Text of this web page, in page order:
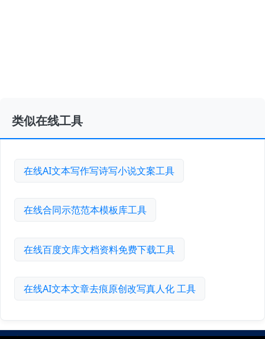
类似在线工具
在线AI文本写作写诗写小说文案工具
在线合同示范范本模板库工具
在线百度文库文档资料免费下载工具
在线AI文本文章去痕原创改写真人化 工具